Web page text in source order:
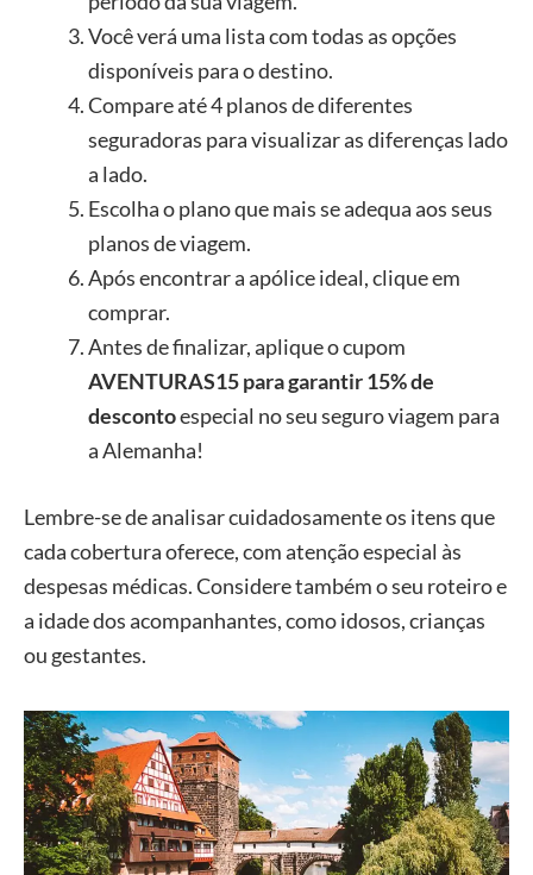
Você verá uma lista com todas as opções
disponíveis para o destino.
Compare até 4 planos de diferentes
seguradoras para visualizar as diferenças lado
a lado.
Escolha o plano que mais se adequa aos seus
planos de viagem.
Após encontrar a apólice ideal, clique em
comprar.
Antes de finalizar, aplique o cupom
AVENTURAS15 para garantir 15% de
descontoespecial no seu seguro viagem para
a Alemanha!
Lembre-se de analisar cuidadosamente os itens que
cada cobertura oferece, com atenção especial às
despesas médicas. Considere também o seu roteiro e
a idade dos acompanhantes, como idosos, crianças
ou gestantes.